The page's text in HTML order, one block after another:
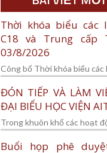
Thời khóa biểu các
C18 và Trung cấp
03/8/2026
Công bố Thời khóa biểu các
ĐÓN TIẾP VÀ LÀM
ĐẠI BIỂU HỌC VIỆN
Trong khuôn khổ các hoạt
Buổi họp phê